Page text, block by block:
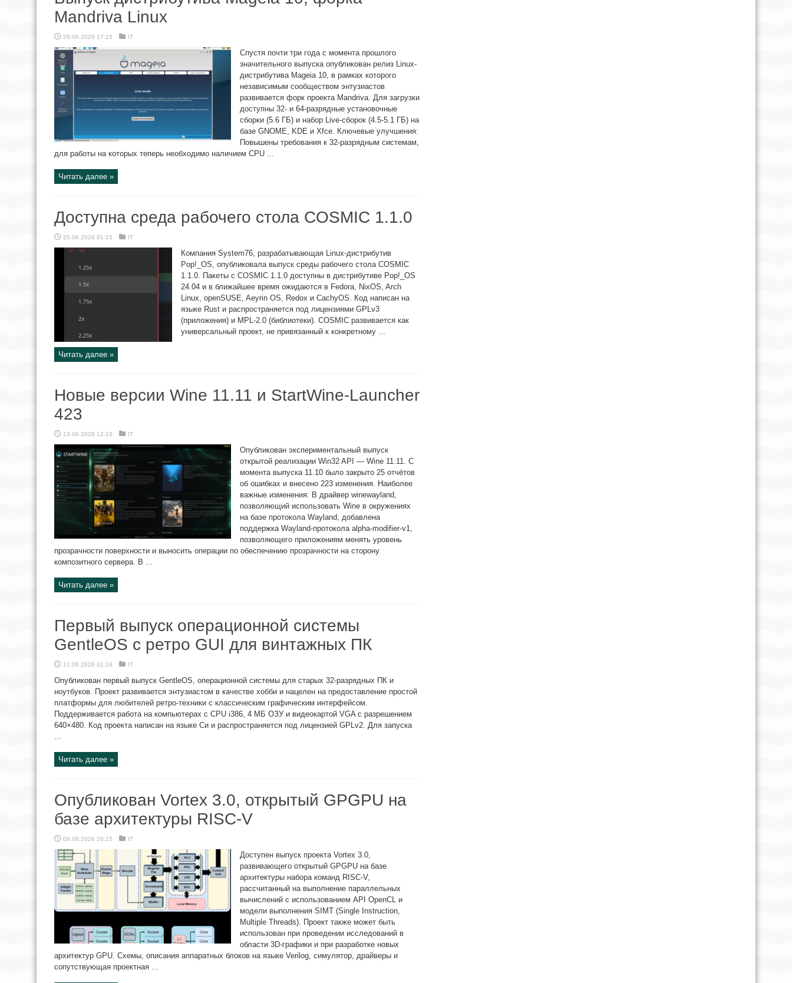
Mandriva Linux
29.06.2026 17:15 IT
Спустя почти три года с момента прошлого
значительного выпуска опубликован релиз Linux-
дистрибутива Mageia 10, в рамках которого
независимым сообществом энтузиастов
развивается форк проекта Mandriva. Для загрузки
доступны 32- и 64-разрядные установочные
сборки (5.6 ГБ) и набор Live-сборок (4.5-5.1 ГБ) на
базе GNOME, KDE и Xfce. Ключевые улучшения:
Повышены требования к 32-разрядным системам,
для работы на которых теперь необходимо наличием CPU ...
Читать далее »
Доступна среда рабочего стола COSMIC 1.1.0
25.06.2026 01:15 IT
Компания System76, разрабатывающая Linux-дистрибутив
Pop!_OS, опубликовала выпуск среды рабочего стола COSMIC
1.1.0. Пакеты с COSMIC 1.1.0 доступны в дистрибутиве Pop!_OS
24.04 и в ближайшее время ожидаются в Fedora, NixOS, Arch
Linux, openSUSE, Aeyrin OS, Redox и CachyOS. Код написан на
языке Rust и распространяется под лицензиями GPLv3
(приложения) и MPL-2.0 (библиотеки). COSMIC развивается как
универсальный проект, не привязанный к конкретному ...
Читать далее »
Новые версии Wine 11.11 и StartWine-Launcher
423
13.06.2026 12:15 IT
Опубликован экспериментальный выпуск
открытой реализации Win32 API — Wine 11.11. С
момента выпуска 11.10 было закрыто 25 отчётов
об ошибках и внесено 223 изменения. Наиболее
важные изменения: В драйвер winewayland,
позволяющий использовать Wine в окружениях
на базе протокола Wayland, добавлена
поддержка Wayland-протокола alpha-modifier-v1,
позволяющего приложениям менять уровень
прозрачности поверхности и выносить операции по обеспечению прозрачности на сторону
композитного сервера. В ...
Читать далее »
Первый выпуск операционной системы
GentleOS с ретро GUI для винтажных ПК
11.06.2026 01:16 IT
Опубликован первый выпуск GentleOS, операционной системы для старых 32-разрядных ПК и
ноутбуков. Проект развивается энтузиастом в качестве хобби и нацелен на предоставление простой
платформы для любителей ретро-техники с классическим графическим интерфейсом.
Поддерживается работа на компьютерах с CPU i386, 4 МБ ОЗУ и видеокартой VGA с разрешением
640×480. Код проекта написан на языке Си и распространяется под лицензией GPLv2. Для запуска
...
Читать далее »
Опубликован Vortex 3.0, открытый GPGPU на
базе архитектуры RISC-V
09.06.2026 20:15 IT
Доступен выпуск проекта Vortex 3.0,
развивающего открытый GPGPU на базе
архитектуры набора команд RISC-V,
рассчитанный на выполнение параллельных
вычислений с использованием API OpenCL и
модели выполнения SIMT (Single Instruction,
Multiple Threads). Проект также может быть
использован при проведении исследований в
области 3D-графики и при разработке новых
архитектур GPU. Схемы, описания аппаратных блоков на языке Verilog, симулятор, драйверы и
сопутствующая проектная ...